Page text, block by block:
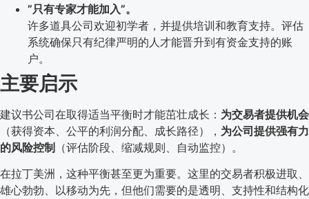
”只有专家才能加入”。
许多道具公司欢迎初学者，并提供培训和教育支持。评估
系统确保只有纪律严明的人才能晋升到有资金支持的账
户。
主要启示
建议书公司在取得适当平衡时才能茁壮成长： 为交易者提供机会
（获得资本、公平的利润分配、成长路径）， 为公司提供强有力
的风险控制 （评估阶段、缩减规则、自动监控）。
在拉丁美洲，这种平衡甚至更为重要。这里的交易者积极进取、
雄心勃勃、以移动为先，但他们需要的是透明、支持性和结构化